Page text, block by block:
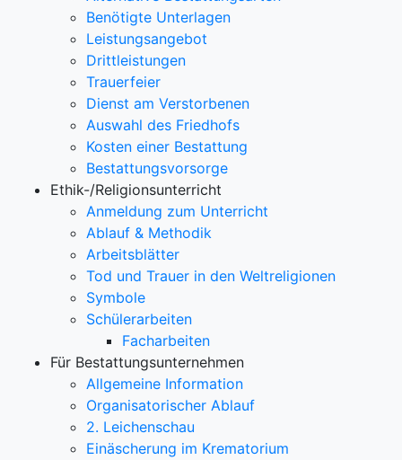
Benötigte Unterlagen
Leistungsangebot
Drittleistungen
Trauerfeier
Dienst am Verstorbenen
Auswahl des Friedhofs
Kosten einer Bestattung
Bestattungsvorsorge
Ethik-/Religionsunterricht
Anmeldung zum Unterricht
Ablauf & Methodik
Arbeitsblätter
Tod und Trauer in den Weltreligionen
Symbole
Schülerarbeiten
Facharbeiten
Für Bestattungsunternehmen
Allgemeine Information
Organisatorischer Ablauf
2. Leichenschau
Einäscherung im Krematorium